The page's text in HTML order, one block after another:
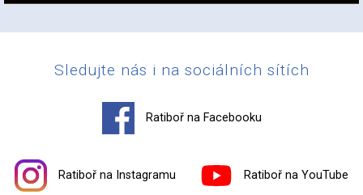
Sledujte nás i na sociálních sítích
Ratiboř na Facebooku
Ratiboř na Instagramu Ratiboř na YouTube